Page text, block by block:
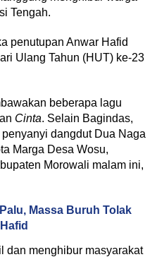
Tengah.
penutupan Anwar Hafid
Ulang Tahun (HUT) ke-23
beberapa lagu
Cinta. Selain Bagindas,
dangdut Dua Naga
Marga Desa Wosu,
Morowali malam ini,
Massa Buruh Tolak
dan menghibur masyarakat